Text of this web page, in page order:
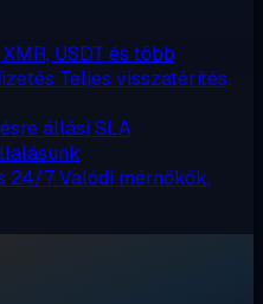
XMR, USDT és több
Teljes visszatérítés,
állási SLA
24/7Valódi mérnökök,